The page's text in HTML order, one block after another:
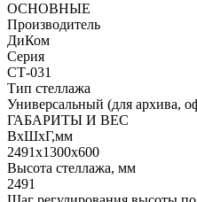
ОСНОВНЫЕ
Производитель
ДиКом
Серия
СТ-031
Тип стеллажа
Универсальный (для архива,
ГАБАРИТЫ И ВЕС
ВхШхГ,мм
2491x1300x600
Высота стеллажа, мм
2491